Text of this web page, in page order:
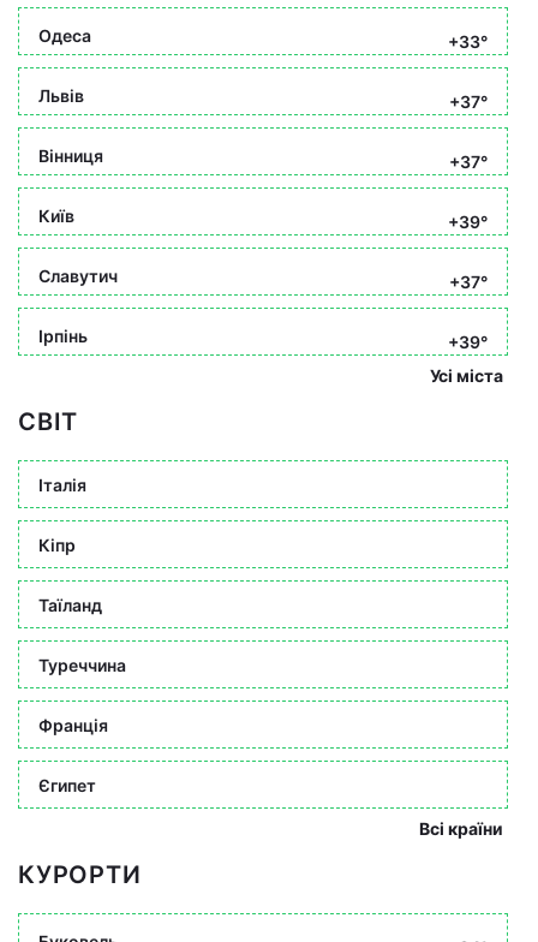
Одеса +33°
Львів +37°
Вінниця +37°
Київ +39°
Славутич +37°
Ірпінь
+39°
Усі міста
СВІТ
Італія
Кіпр
Таїланд
Туреччина
Франція
Єгипет
Всі країни
КУРОРТИ